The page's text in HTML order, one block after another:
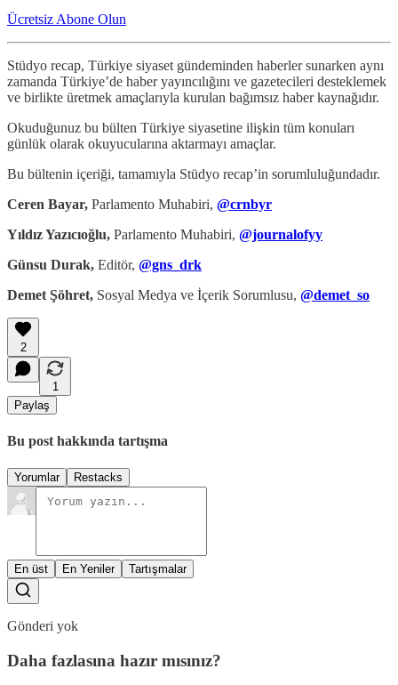
Ücretsiz Abone Olun
Stüdyo recap, Türkiye siyaset gündeminden haberler sunarken aynı
zamanda Türkiye’de haber yayıncılığını ve gazetecileri desteklemek
ve birlikte üretmek amaçlarıyla kurulan bağımsız haber kaynağıdır.
Okuduğunuz bu bülten Türkiye siyasetine ilişkin tüm konuları
günlük olarak okuyucularına aktarmayı amaçlar.
Bu bültenin içeriği, tamamıyla Stüdyo recap’in sorumluluğundadır.
Ceren Bayar, Parlamento Muhabiri, @crnbyr
Yıldız Yazıcıoğlu, Parlamento Muhabiri, @journalofyy
Günsu Durak, Editör, @gns_drk
Demet Şöhret, Sosyal Medya ve İçerik Sorumlusu, @demet_so
2
1
Paylaş
Bu post hakkında tartışma
Yorumlar Restacks
En üst En Yeniler Tartışmalar
Gönderi yok
Daha fazlasına hazır mısınız?